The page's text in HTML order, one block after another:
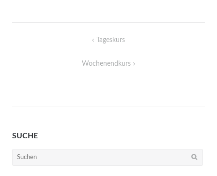
BeitragsnavigationTageskurs
Wochenendkurs
SUCHE
Suchen